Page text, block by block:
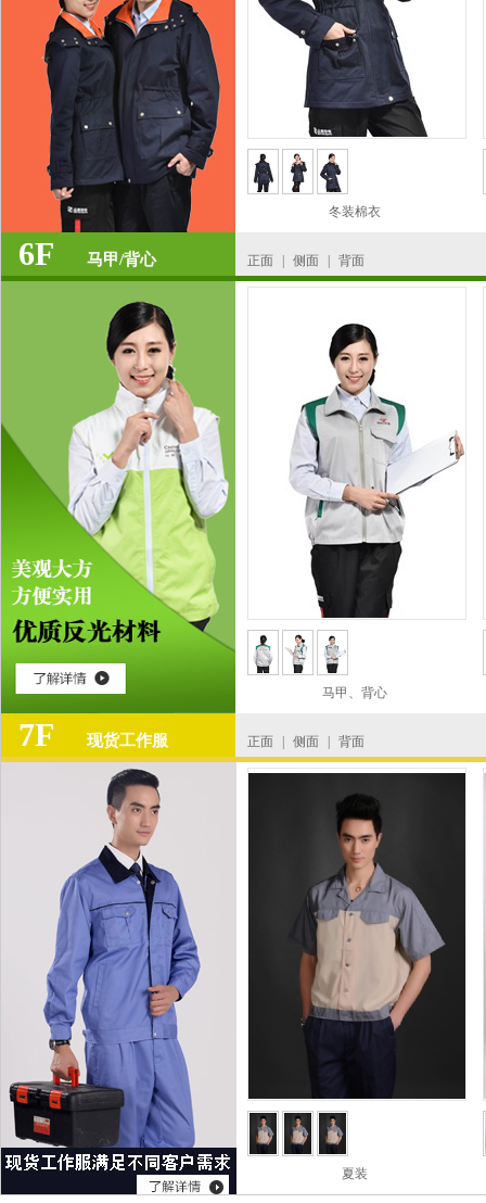
冬装棉衣
6F 马甲/背心 正面 侧面 背面
马甲、背心
7F 现货工作服 正面 侧面 背面
夏装